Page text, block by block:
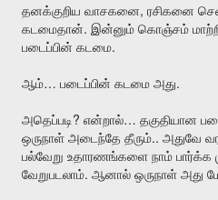
தனக்குறிய வாசகனை, ரசிகனை
கடமைதான். இன்னும் கொஞ்சம்
படைப்பின் கடமை.
ஆம்… படைப்பின் கடமை அது.
அதெப்படி? என்றால்… தகுதியான
ஒருநாள் அடைந்தே தீரும்.. அதுவே
பல்வேறு உதாரணங்களை நாம் பார்க்க
வேறுபடலாம். ஆனால் ஒருநாள் அது